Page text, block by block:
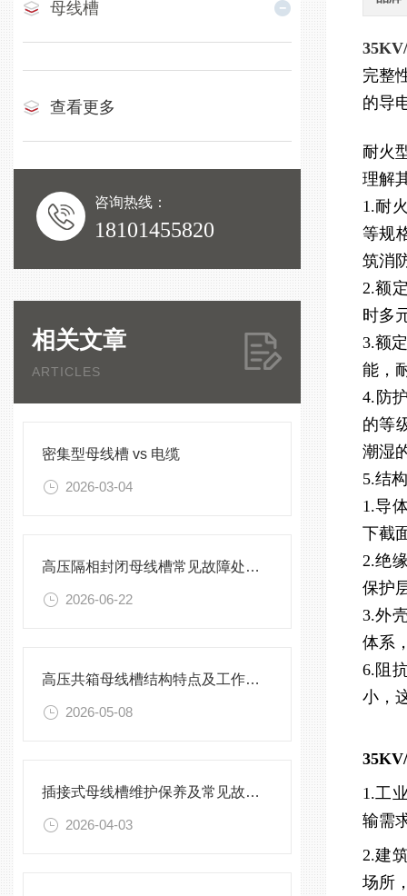
母线槽
查看更多
咨询热线：
18101455820
相关文章
ARTICLES
密集型母线槽 vs 电缆
2026-03-04
高压隔相封闭母线槽常见故障处理方案
2026-06-22
高压共箱母线槽结构特点及工作原理
2026-05-08
插接式母线槽维护保养及常见故障处理指南
2026-04-03
完整
的导
耐火
理解
1.耐
等规
筑消
2.额
时多
3.额
能，
4.防
的等
潮湿
5.结
1.导
下截
2.绝
保护
3.外
体系
6.阻
小，
1.工
输需
2.建
场所